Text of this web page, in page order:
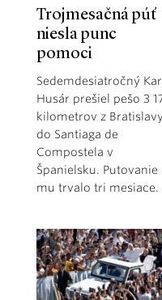
Trojmesačná púť
niesla punc
pomoci
Sedemdesiatročný
Husár prešiel pešo 3
kilometrov z Bratislavy
do Santiaga de
Compostela v
Španielsku. Putovanie
mu trvalo tri mesiace.